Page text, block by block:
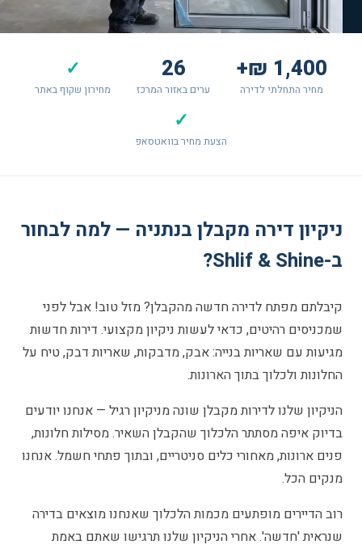
1,400 ₪+
מחיר התחלתי לדירה
26
ערים באזור המרכז
✓
מחירון שקוף באתר
✓
הצעת מחיר בוואטסאפ
ניקיון דירה מקבלן בנתניה — למה לבחור
ב-Shlif & Shine?
קיבלתם מפתח לדירה חדשה מהקבלן? מזל טוב! אבל לפני
שמכניסים רהיטים, כדאי לעשות ניקיון מקצועי. דירות חדשות
מגיעות עם שאריות בנייה: אבק, מדבקות, שאריות דבק, טיח על
החלונות ולכלוך בתוך הארונות.
הניקיון שלנו לדירות מקבלן שונה מניקיון רגיל — אנחנו יודעים
בדיוק איפה מסתתר הלכלוך שהקבלן השאיר. מסילות חלונות,
פנים ארונות, מאחורי כלים סניטריים, ובתוך פתחי חשמל. אנחנו
מנקים הכל.
רוב הדיירים מופתעים מכמות הלכלוך שאנחנו מוצאים בדירה
שנראית 'חדשה'. אחרי הניקיון שלנו תרגישו שאתם באמת